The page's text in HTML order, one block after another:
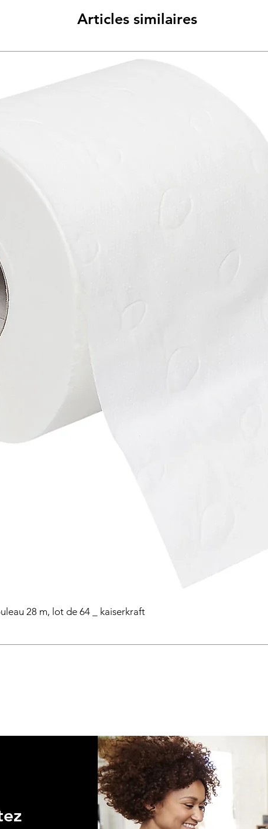
Articles similaires
28 m, lot de 64 _ kaiserkraft